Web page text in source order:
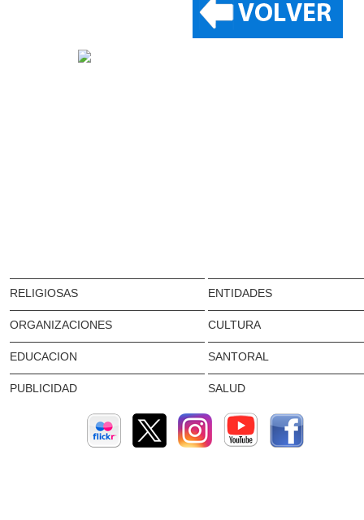
RELIGIOSAS ENTIDADES
ORGANIZACIONES CULTURA
EDUCACION SANTORAL
PUBLICIDAD SALUD